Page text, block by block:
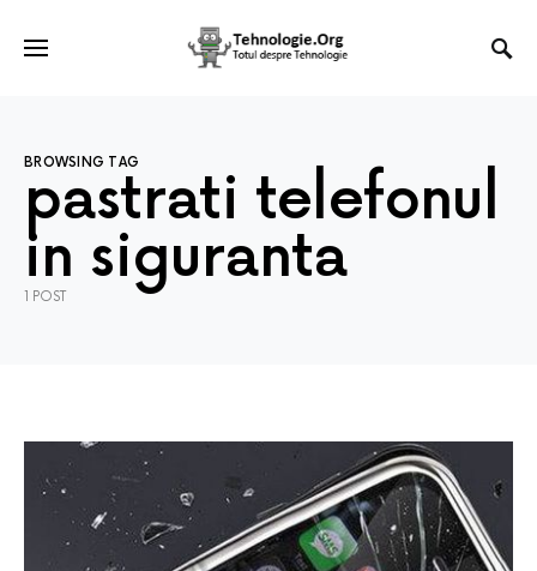
BROWSING TAG
pastrati telefonul
in siguranta
1 POST